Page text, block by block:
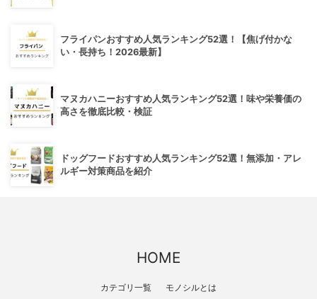
フライパンおすすめ人気ランキング52選！【焦げ付かな
い・長持ち！2026最新】
マヌカハニーおすすめ人気ランキング52選！味や栄養価の
高さを徹底比較・検証
ドッグフードおすすめ人気ランキング52選！無添加・アレ
ルギー対策商品を紹介
HOME
カテゴリ一覧 モノシルとは